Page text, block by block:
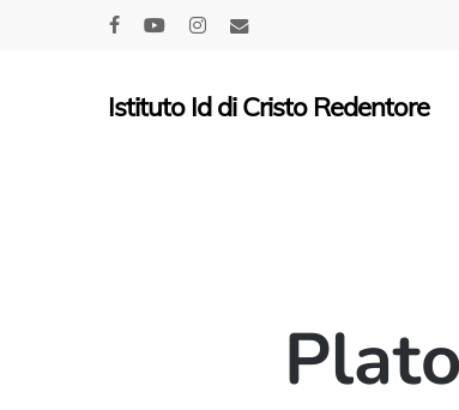
Istituto Id di Cristo Redentore